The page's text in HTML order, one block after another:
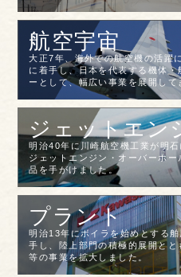
航空宇宙
大正7年、海外での航空機の活躍
に着手し、日本を代表する機体・
ーとして、幅広い事業を展開して
ジェットエン
明治40年に川崎航空機工業が明
ジェットエンジン・オーバーホー
品を手がけました。
プラント
明治13年にボイラを始めとする
手し、陸上部門の積極的展開と
等の事業を拡大しました。